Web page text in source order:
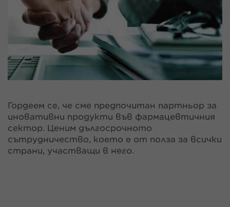
Гордеем се, че сме предпочитан партньор за
иновативни продукти във фармацевтичния
сектор. Ценим дългосрочното
сътрудничество, което е от полза за всички
страни, участващи в него.